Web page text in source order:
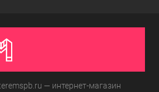
— интернет-магазин